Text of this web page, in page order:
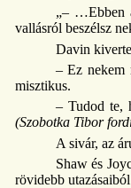
„– …Ebben
vallásról beszélsz
Davin
– Ez nekem
misztikus.
– Tudod te,
(Szobotka Tibor
A sivár, az
Shaw és
rövidebb